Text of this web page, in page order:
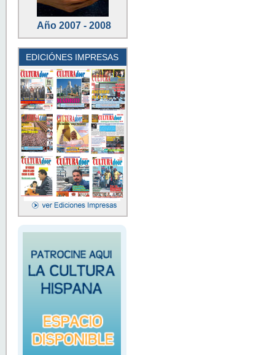
Año 2007 - 2008
EDICIÓNES IMPRESAS